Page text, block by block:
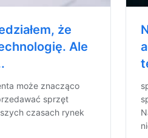
że
Ale
może znacząco
sprzęt
czasach rynek